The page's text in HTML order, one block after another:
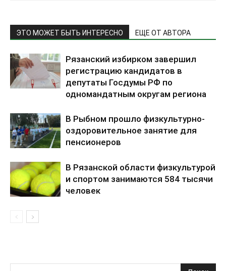
ЭТО МОЖЕТ БЫТЬ ИНТЕРЕСНО ЕЩЕ ОТ АВТОРА
Рязанский избирком завершил
регистрацию кандидатов в
депутаты Госдумы РФ по
одномандатным округам региона
В Рыбном прошло физкультурно-
оздоровительное занятие для
пенсионеров
В Рязанской области физкультурой
и спортом занимаются 584 тысячи
человек